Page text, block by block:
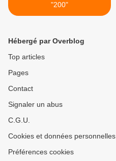
"200"
Hébergé par Overblog
Top articles
Pages
Contact
Signaler un abus
C.G.U.
Cookies et données personnelles
Préférences cookies